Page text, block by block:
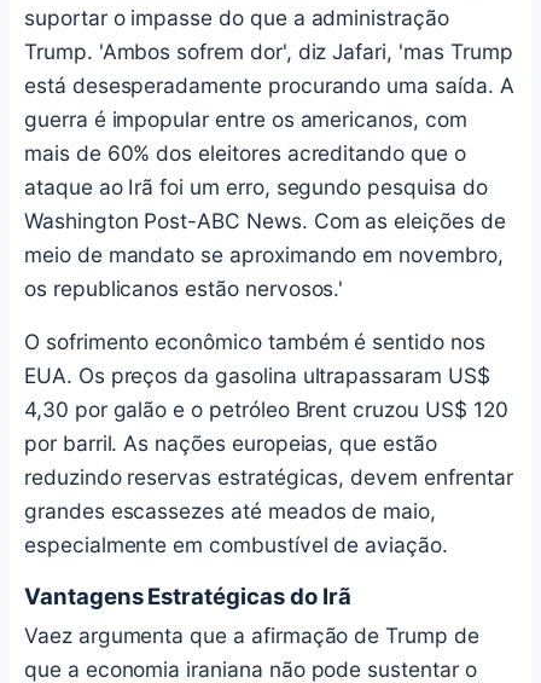
suportar o impasse do que a administração
Trump. 'Ambos sofrem dor', diz Jafari, 'mas Trump
está desesperadamente procurando uma saída. A
guerra é impopular entre os americanos, com
mais de 60% dos eleitores acreditando que o
ataque ao Irã foi um erro, segundo pesquisa do
Washington Post-ABC News. Com as eleições de
meio de mandato se aproximando em novembro,
os republicanos estão nervosos.'
O sofrimento econômico também é sentido nos
EUA. Os preços da gasolina ultrapassaram US$
4,30 por galão e o petróleo Brent cruzou US$ 120
por barril. As nações europeias, que estão
reduzindo reservas estratégicas, devem enfrentar
grandes escassezes até meados de maio,
especialmente em combustível de aviação.
Vantagens Estratégicas do Irã
Vaez argumenta que a afirmação de Trump de
que a economia iraniana não pode sustentar o